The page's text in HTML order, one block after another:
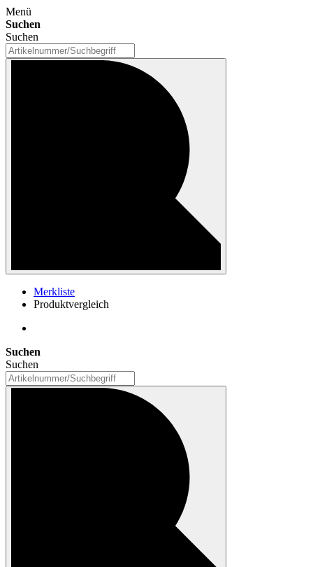
Menü
Suchen
Suchen
Merkliste
Produktvergleich
Suchen
Suchen